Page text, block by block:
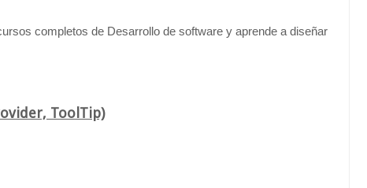
completos de Desarrollo de software y aprende a diseñar
ToolTip)